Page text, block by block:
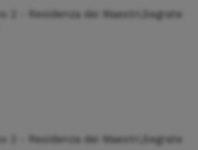
2 - Residenza dei Maestri,Segrate
2 - Residenza dei Maestri,Segrate